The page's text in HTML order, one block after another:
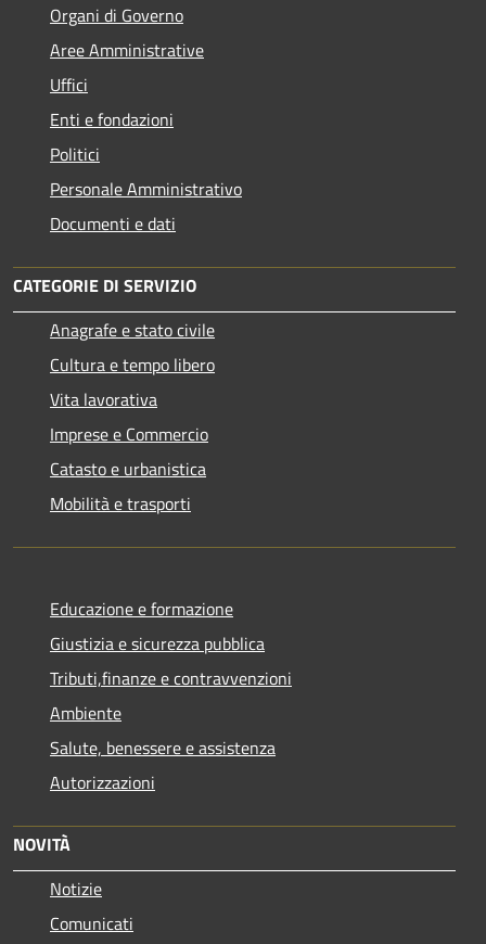
Organi di Governo
Aree Amministrative
Uffici
Enti e fondazioni
Politici
Personale Amministrativo
Documenti e dati
CATEGORIE DI SERVIZIO
Anagrafe e stato civile
Cultura e tempo libero
Vita lavorativa
Imprese e Commercio
Catasto e urbanistica
Mobilità e trasporti
Educazione e formazione
Giustizia e sicurezza pubblica
Tributi,finanze e contravvenzioni
Ambiente
Salute, benessere e assistenza
Autorizzazioni
NOVITÀ
Notizie
Comunicati